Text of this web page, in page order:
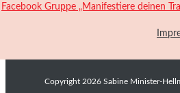
Facebook Gruppe „Manifestiere deinen
Copyright 2026 Sabine Minister-